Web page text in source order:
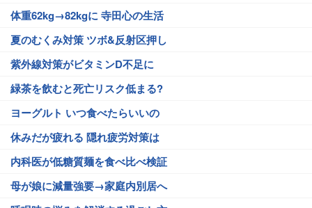
体重62kg→82kgに 寺田心の生活
夏のむくみ対策 ツボ&反射区押し
紫外線対策がビタミンD不足に
緑茶を飲むと死亡リスク低まる?
ヨーグルト いつ食べたらいいの
休みだが疲れる 隠れ疲労対策は
内科医が低糖質麺を食べ比べ検証
母が娘に減量強要→家庭内別居へ